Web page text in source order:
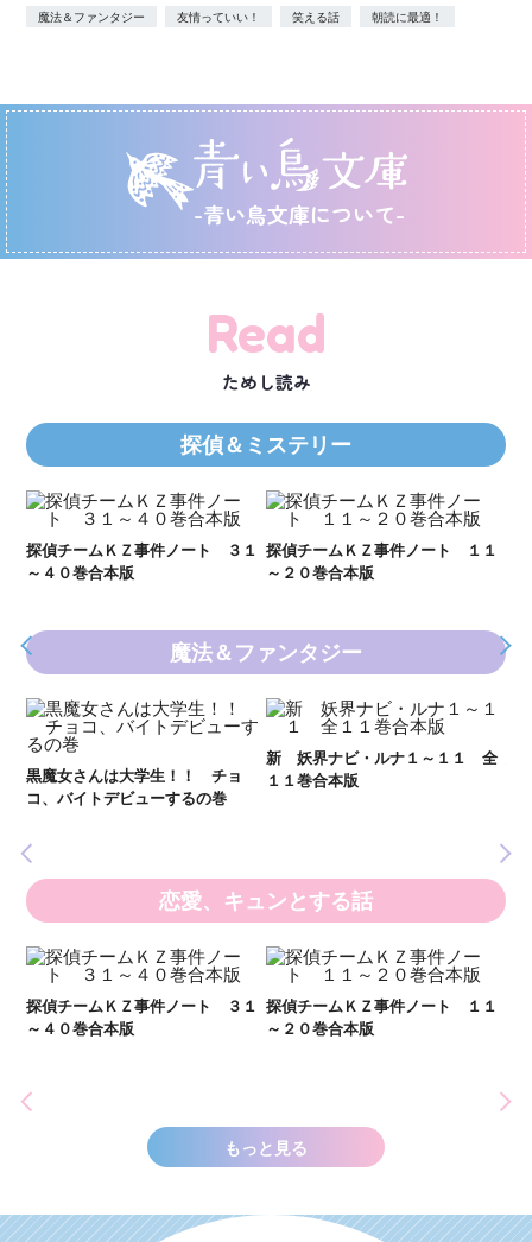
魔法＆ファンタジー 友情っていい！ 笑える話 朝読に最適！
-青い鳥文庫について-
Read
ためし読み
探偵＆ミステリー
探偵チームＫＺ事件ノート ３１
～４０巻合本版
探偵チームＫＺ事件ノート １１
～２０巻合本版
魔法＆ファンタジー
黒魔女さんは大学生！！ チョ
コ、バイトデビューするの巻
新 妖界ナビ・ルナ１～１１ 全
１１巻合本版
恋愛、キュンとする話
探偵チームＫＺ事件ノート ３１
～４０巻合本版
探偵チームＫＺ事件ノート １１
～２０巻合本版
もっと見る